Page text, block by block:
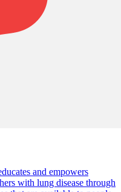
and empowers
with lung disease through